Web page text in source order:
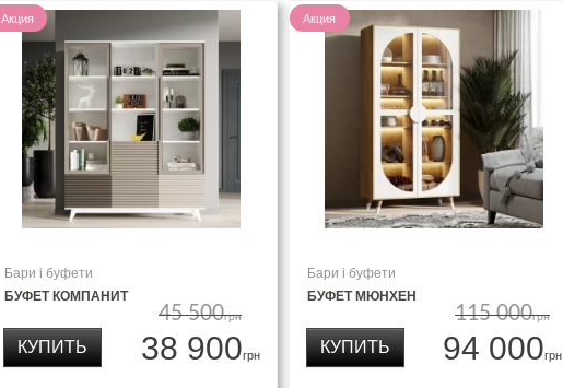
Акция
Бари і буфети
БУФЕТ КОМПАНИТ
45 500грн
38 900грн
КУПИТЬ
Акция
Бари і буфети
БУФЕТ МЮНХЕН
115 000грн
94 000грн
КУПИТЬ